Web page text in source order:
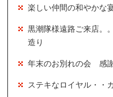
楽しい仲間の和やかな
黒潮隊様遠路ご来店。
造り
年末のお別れの会 感
ステキなロイヤル・・